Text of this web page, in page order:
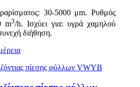
30-5000 μm. Ρυθμός
m3/h. Ισχύει για: υγρά χαμηλού
διήθηση.